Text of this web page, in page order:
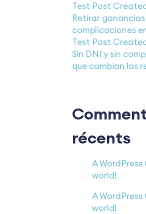
Test Post
Retirar
complicaciones
Test Post
Sin DNI y sin
que cambian las
récents
A
world!
A
world!